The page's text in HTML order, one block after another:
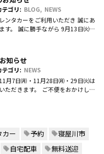
テゴリ: BLOG
NEWS
ンタカーをご利用いただき 誠にあ
す。 誠に勝手ながら 9月13日㈫・
知らせ
テゴリ: NEWS
月7日㈪・11月28日㈪・29日㈫は
ただきます。 ご不便をおかけしま
カー 予約
寝屋川市
自宅配車
無料送迎